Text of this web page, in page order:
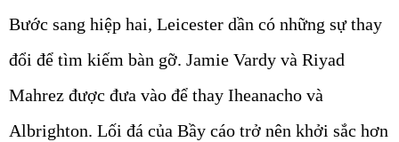
Bước sang hiệp hai, Leicester dần có những sự thay
đổi để tìm kiếm bàn gỡ. Jamie Vardy và Riyad
Mahrez được đưa vào để thay Iheanacho và
Albrighton. Lối đá của Bầy cáo trở nên khởi sắc hơn